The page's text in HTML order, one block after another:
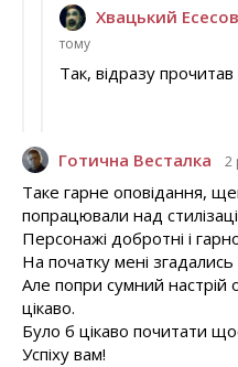
Хвацький
тому
Так, відразу
Готична Весталка 2
Таке гарне оповідання,
попрацювали над
Персонажі добротні і
На початку мені
Але попри сумний настрій
цікаво.
Було б цікаво почитати
Успіху вам!